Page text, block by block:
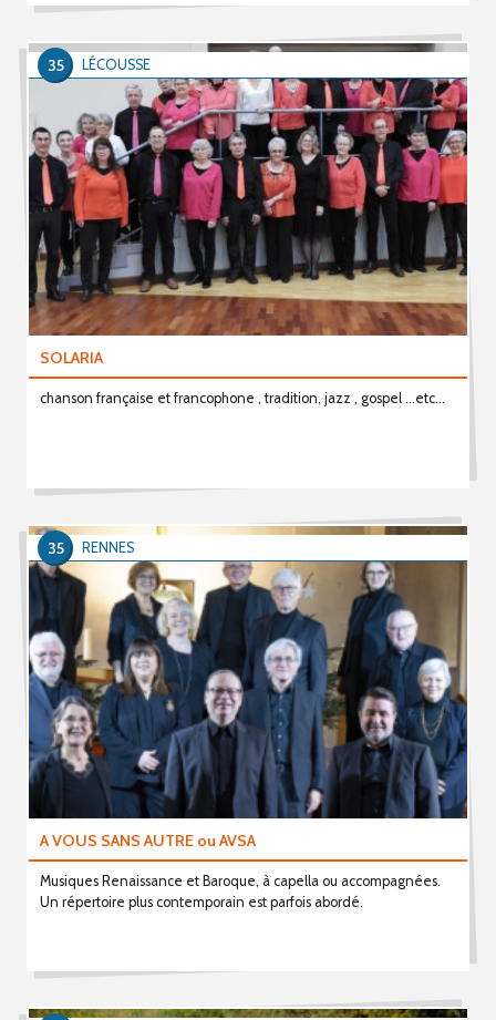
SOLARIA
chanson française et francophone , tradition, jazz , gospel ...etc...
LÉCOUSSE
35
A VOUS SANS AUTRE ou AVSA
Musiques Renaissance et Baroque, à capella ou accompagnées.
Un répertoire plus contemporain est parfois abordé.
RENNES
35